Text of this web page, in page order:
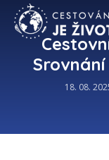
18. 08.